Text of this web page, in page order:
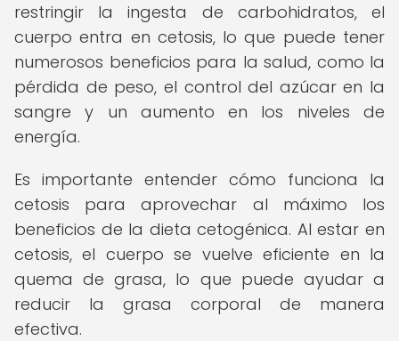
restringir la ingesta de carbohidratos, el
cuerpo entra en cetosis, lo que puede tener
numerosos beneficios para la salud, como la
pérdida de peso, el control del azúcar en la
sangre y un aumento en los niveles de
energía.
Es importante entender cómo funciona la
cetosis para aprovechar al máximo los
beneficios de la dieta cetogénica. Al estar en
cetosis, el cuerpo se vuelve eficiente en la
quema de grasa, lo que puede ayudar a
reducir la grasa corporal de manera
efectiva.